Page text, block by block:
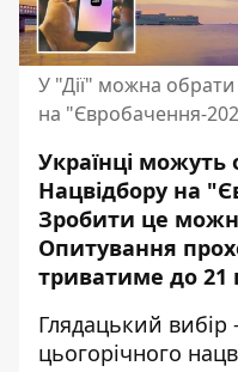
У "Дії" можна обрати
на "Євробачення-
Українці можуть
Нацвідбору на
Зробити це
Опитування
триватиме до 21
Глядацький вибір
цьогорічного